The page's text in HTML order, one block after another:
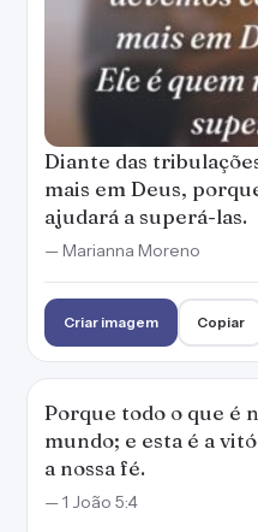
Diante das
mais em Deus,
ajudará a superá-las.
— Marianna Moreno
Criar imagem Copiar
Porque todo o que é
mundo; e esta é a
a nossa fé.
— 1 João 5:4